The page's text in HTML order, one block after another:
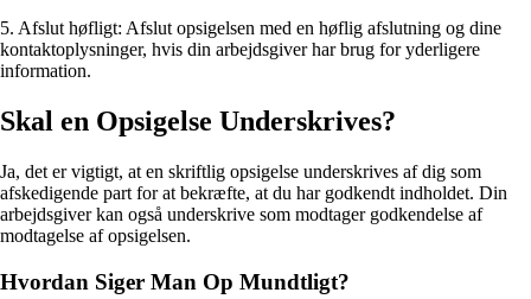
5. Afslut høfligt: Afslut opsigelsen med en høflig afslutning og dine
kontaktoplysninger, hvis din arbejdsgiver har brug for yderligere
information.
Skal en Opsigelse Underskrives?
Ja, det er vigtigt, at en skriftlig opsigelse underskrives af dig som
afskedigende part for at bekræfte, at du har godkendt indholdet. Din
arbejdsgiver kan også underskrive som modtager godkendelse af
modtagelse af opsigelsen.
Hvordan Siger Man Op Mundtligt?